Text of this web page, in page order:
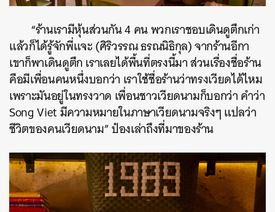
“ร้านเรามีหุ้นส่วนกัน 4 คน พวกเราชอบเดินดูตึกเก่า
แล้วก็ได้รู้จักพี่แจะ (ศิริวรรณ ธรณนิธิกุล)จากร้านอีกา
เขาก็พาเดินดูตึก เราเลยได้พื้นที่ตรงนี้มา ส่วนเรื่องชื่อร้าน
คือมีเพื่อนคนหนึ่งบอกว่า เราใช้ชื่อร้านว่าทรงเวียดได้ไหม
เพราะมันอยู่ในทรงวาด เพื่อนชาวเวียดนามก็บอกว่า คำว่า
Song Viet มีความหมายในภาษาเวียดนามจริงๆ แปลว่า
ชีวิตของคนเวียดนาม” ป๋องเล่าถึงที่มาของร้าน